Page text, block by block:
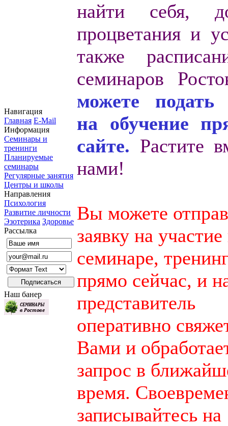
Навигация
Главная E-Mail
Информация
Семинары и
тренинги
Планируемые
семинары
Регулярные занятия
Центры и школы
Направления
Психология
Развитие личности
Эзотерика Здоровье
Рассылка
Наш банер
найти себя,
процветания и
также
семинаров
можете подать
на обучение
сайте. Растите
нами!
Вы можете
заявку на участие
семинаре,
прямо сейчас, и
представитель
оперативно
Вами и
запрос в
время.
записывайтесь на